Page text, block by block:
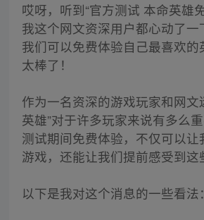
哎呀，听到“官方测试 本命英雄
我这个网文资深用户都心动了一
我们可以免费体验自己最喜欢的
太棒了！
作为一名资深的游戏玩家和网文
英雄”对于许多玩家来说有多么
测试期间免费体验，不仅可以让
游戏，还能让我们提前感受到这
以下是我对这个消息的一些看法：